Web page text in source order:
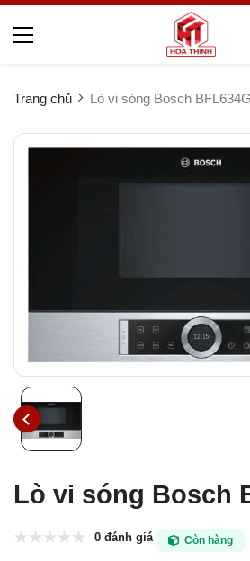
Trang chủ Lò vi sóng Bosch
Lò vi sóng Bosch
0 đánh giá Còn hàng